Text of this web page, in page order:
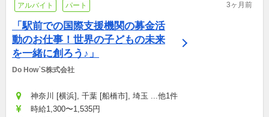
アルバイト パート 3ヶ月前
「駅前での国際支援機関の募金活
動のお仕事！世界の子どもの未来
を一緒に創ろう♪」
Do How`S株式会社
神奈川 [横浜], 千葉 [船橋市], 埼玉 ...他1件
時給1,300〜1,535円